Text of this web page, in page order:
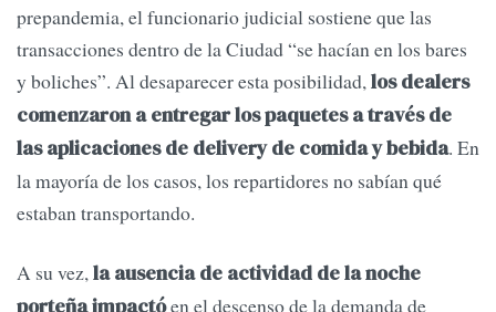
prepandemia, el funcionario judicial sostiene que las
transacciones dentro de la Ciudad “se hacían en los bares
y boliches”. Al desaparecer esta posibilidad,los dealers
comenzaron a entregar los paquetes a través de
las aplicaciones de delivery de comida y bebida. En
la mayoría de los casos, los repartidores no sabían qué
estaban transportando.
A su vez,la ausencia de actividad de la noche
porteña impactóen el descenso de la demanda de